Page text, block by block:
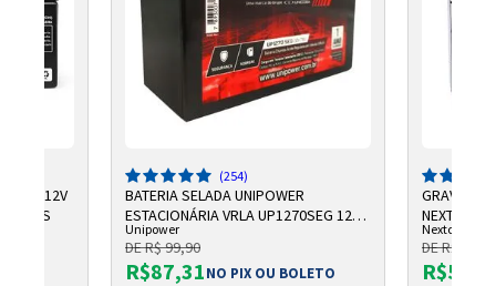
12V
(254)
BATERIA SELADA UNIPOWER
ESTACIONÁRIA VRLA UP1270SEG 12V
7AH F187
Unipower
DE R$ 99,90
R$87,31NO PIX OU BOLETO
NEXTTECH
Nextcall
DE R$